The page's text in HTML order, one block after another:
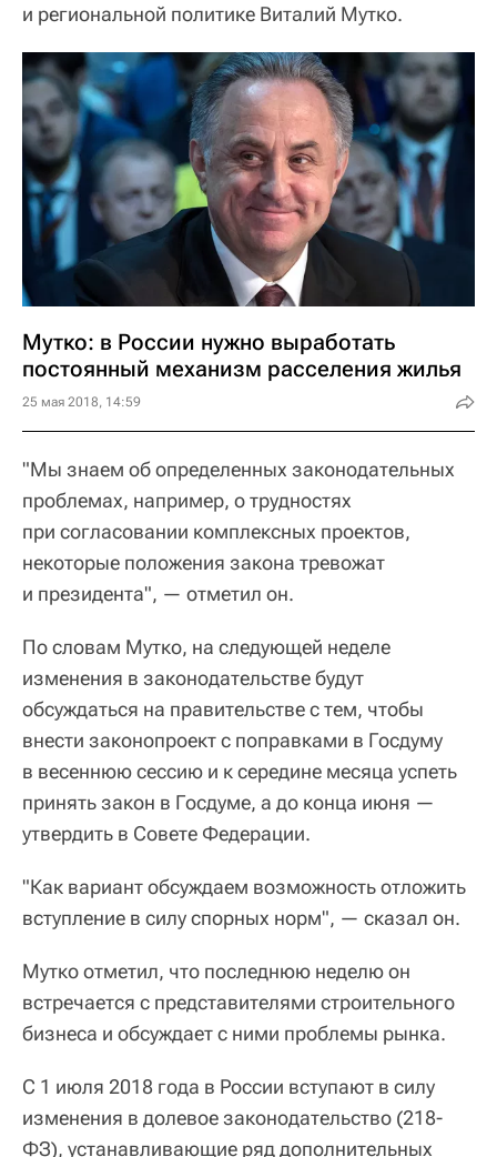
и региональной политике Виталий Мутко.
Мутко: в России нужно выработать
постоянный механизм расселения жилья
25 мая 2018, 14:59
"Мы знаем об определенных законодательных
проблемах, например, о трудностях
при согласовании комплексных проектов,
некоторые положения закона тревожат
и президента", — отметил он.
По словам Мутко, на следующей неделе
изменения в законодательстве будут
обсуждаться на правительстве с тем, чтобы
внести законопроект с поправками в Госдуму
в весеннюю сессию и к середине месяца успеть
принять закон в Госдуме, а до конца июня —
утвердить в Совете Федерации.
"Как вариант обсуждаем возможность отложить
вступление в силу спорных норм", — сказал он.
Мутко отметил, что последнюю неделю он
встречается с представителями строительного
бизнеса и обсуждает с ними проблемы рынка.
С 1 июля 2018 года в России вступают в силу
изменения в долевое законодательство (218-
ФЗ), устанавливающие ряд дополнительных